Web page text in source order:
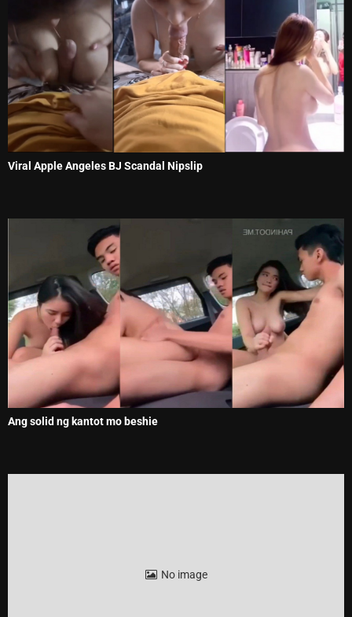
Viral Apple Angeles BJ Scandal Nipslip
Ang solid ng kantot mo beshie
No image